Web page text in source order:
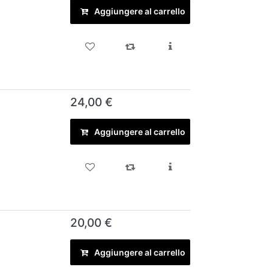
Aggiungere al carrello
24,00 €
Aggiungere al carrello
20,00 €
Aggiungere al carrello